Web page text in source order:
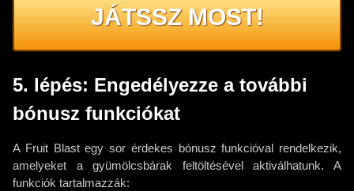
JÁTSSZ MOST!
5. lépés: Engedélyezze a további
bónusz funkciókat
A Fruit Blast egy sor érdekes bónusz funkcióval rendelkezik,
amelyeket a gyümölcsbárak feltöltésével aktiválhatunk. A
funkciók tartalmazzák: